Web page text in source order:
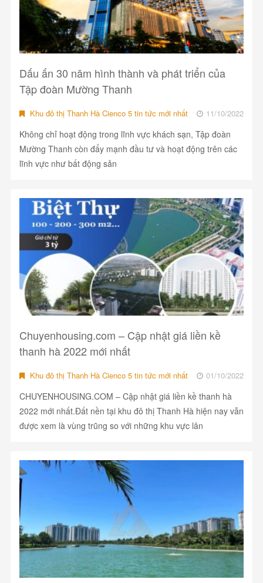
Dấu ấn 30 năm hình thành và phát triển của
Tập đoàn Mường Thanh
Khu đô thị Thanh Hà Cienco 5 tin tức mới nhất 11/10/2022
Không chỉ hoạt động trong lĩnh vực khách sạn, Tập đoàn
Mường Thanh còn đẩy mạnh đầu tư và hoạt động trên các
lĩnh vực như bất động sản
Chuyenhousing.com – Cập nhật giá liền kề
thanh hà 2022 mới nhất
Khu đô thị Thanh Hà Cienco 5 tin tức mới nhất 01/10/2022
CHUYENHOUSING.COM – Cập nhật giá liền kề thanh hà
2022 mới nhất.Đất nền tại khu đô thị Thanh Hà hiện nay vẫn
được xem là vùng trũng so với những khu vực lân